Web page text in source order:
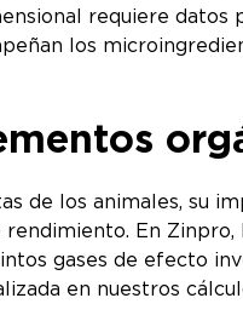
requiere datos
los
de los animales, su
En
gases de efecto
en nuestros